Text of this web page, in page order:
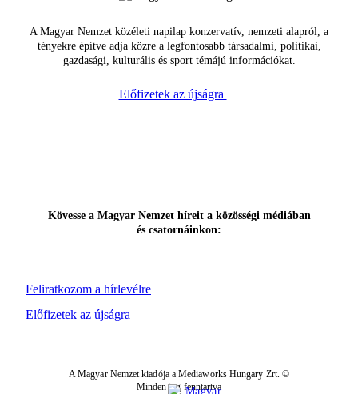
A Magyar Nemzet közéleti napilap konzervatív, nemzeti alapról, a
tényekre építve adja közre a legfontosabb társadalmi, politikai,
gazdasági, kulturális és sport témájú információkat.
Előfizetek az újságra
Feliratkozom a hírlevélre
Kövesse a Magyar Nemzet híreit a közösségi médiában
és csatornáinkon:
Előfizetek az újságra
A Magyar Nemzet kiadója a Mediaworks Hungary Zrt. ©
Minden jog fenntartva